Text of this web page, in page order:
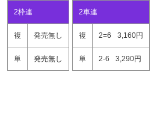
2枠連
複 発売無し
単 発売無し
2車連
複 2=6 3,160円
単 2-6 3,290円